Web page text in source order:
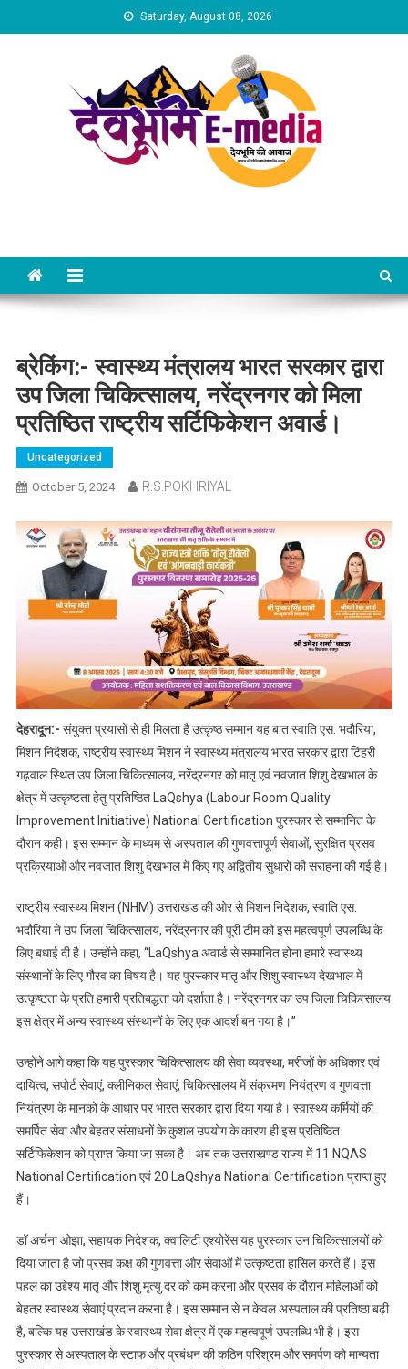
to
Saturday, August 08, 2026
ब्रेकिंग:- स्वास्थ्य मंत्रालय भारत सरकार द्वारा
उप जिला चिकित्सालय, नरेंद्रनगर को मिला
प्रतिष्ठित राष्ट्रीय सर्टिफिकेशन अवार्ड।
Uncategorized
October 5, 2024 R.S.POKHRIYAL
देहरादून:- संयुक्त प्रयासों से ही मिलता है उत्कृष्ठ सम्मान यह बात स्वाति एस. भदौरिया,
मिशन निदेशक, राष्ट्रीय स्वास्थ्य मिशन ने स्वास्थ्य मंत्रालय भारत सरकार द्वारा टिहरी
गढ़वाल स्थित उप जिला चिकित्सालय, नरेंद्रनगर को मातृ एवं नवजात शिशु देखभाल के
क्षेत्र में उत्कृष्टता हेतु प्रतिष्ठित LaQshya (Labour Room Quality
Improvement Initiative) National Certification पुरस्कार से सम्मानित के
दौरान कही। इस सम्मान के माध्यम से अस्पताल की गुणवत्तापूर्ण सेवाओं, सुरक्षित प्रसव
प्रक्रियाओं और नवजात शिशु देखभाल में किए गए अद्वितीय सुधारों की सराहना की गई है।
राष्ट्रीय स्वास्थ्य मिशन (NHM) उत्तराखंड की ओर से मिशन निदेशक, स्वाति एस.
भदौरिया ने उप जिला चिकित्सालय, नरेंद्रनगर की पूरी टीम को इस महत्वपूर्ण उपलब्धि के
लिए बधाई दी है। उन्होंने कहा, “LaQshya अवार्ड से सम्मानित होना हमारे स्वास्थ्य
संस्थानों के लिए गौरव का विषय है। यह पुरस्कार मातृ और शिशु स्वास्थ्य देखभाल में
उत्कृष्टता के प्रति हमारी प्रतिबद्धता को दर्शाता है। नरेंद्रनगर का उप जिला चिकित्सालय
इस क्षेत्र में अन्य स्वास्थ्य संस्थानों के लिए एक आदर्श बन गया है।”
उन्होंने आगे कहा कि यह पुरस्कार चिकित्सालय की सेवा व्यवस्था, मरीजों के अधिकार एवं
दायित्व, सपोर्ट सेवाएं, क्लीनिकल सेवाएं, चिकित्सालय में संक्रमण नियंत्रण व गुणवत्ता
नियंत्रण के मानकों के आधार पर भारत सरकार द्वारा दिया गया है। स्वास्थ्य कर्मियों की
समर्पित सेवा और बेहतर संसाधनों के कुशल उपयोग के कारण ही इस प्रतिष्ठित
सर्टिफिकेशन को प्राप्त किया जा सका है। अब तक उत्तराखण्ड राज्य में 11 NQAS
National Certification एवं 20 LaQshya National Certification प्राप्त हुए
हैं।
डॉ अर्चना ओझा, सहायक निदेशक, क्वालिटी एश्योरेंस यह पुरस्कार उन चिकित्सालयों को
दिया जाता है जो प्रसव कक्ष की गुणवत्ता और सेवाओं में उत्कृष्टता हासिल करते हैं। इस
पहल का उद्देश्य मातृ और शिशु मृत्यु दर को कम करना और प्रसव के दौरान महिलाओं को
बेहतर स्वास्थ्य सेवाएं प्रदान करना है। इस सम्मान से न केवल अस्पताल की प्रतिष्ठा बढ़ी
है, बल्कि यह उत्तराखंड के स्वास्थ्य सेवा क्षेत्र में एक महत्वपूर्ण उपलब्धि भी है। इस
पुरस्कार से अस्पताल के स्टाफ और प्रबंधन की कठिन परिश्रम और समर्पण को मान्यता